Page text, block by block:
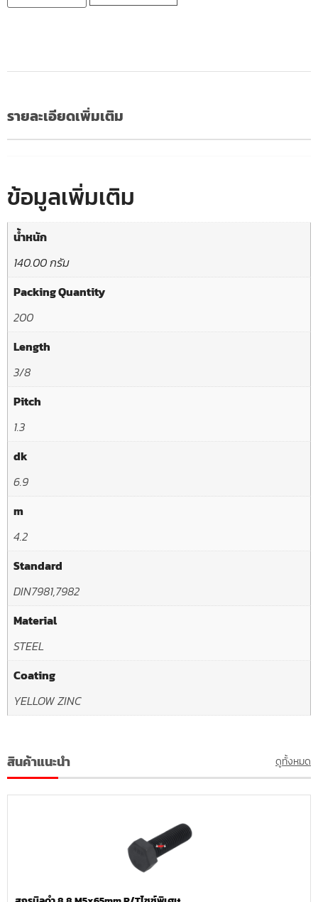
รายละเอียดเพิ่มเติม
ข้อมูลเพิ่มเติม
น้ำหนัก
140.00 กรัม
Packing Quantity
200
Length
3/8
Pitch
1.3
dk
6.9
m
4.2
Standard
DIN7981,7982
Material
STEEL
Coating
YELLOW ZINC
สินค้าแนะนำ ดูทั้งหมด